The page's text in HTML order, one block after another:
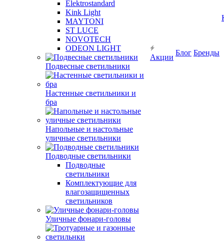
Elektrostandard
Kink Light
MAYTONI
ST LUCE
NOVOTECH
ODEON LIGHT
Подвесные светильники
Настенные светильники и
бра
Напольные и настольные
уличные светильники
Подводные светильники
Подводные
светильники
Комплектующие для
влагозащищенных
светильников
Уличные фонари-головы
Акции
Блог Бренды